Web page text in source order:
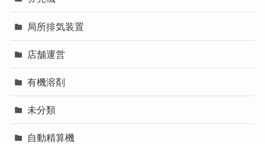
局所排気装置
店舗運営
有機溶剤
未分類
自動精算機